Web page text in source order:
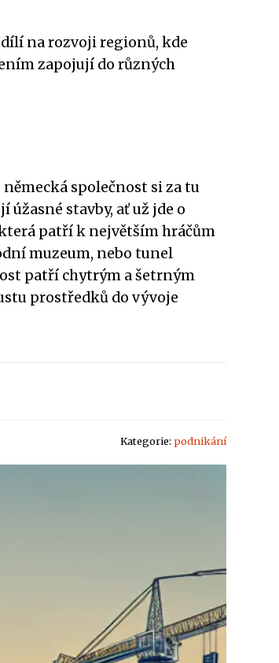
na rozvoji regionů, kde
zapojují do různých
společnost si za tu
stavby, ať už jde o
patří k největším hráčům
muzeum, nebo tunel
patří chytrým a šetrným
prostředků do vývoje
Kategorie: podnikání